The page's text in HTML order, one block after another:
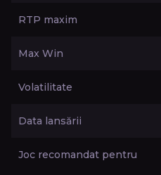
RTP maxim
Max Win
Volatilitate
Data lansării
Joc recomandat pentru